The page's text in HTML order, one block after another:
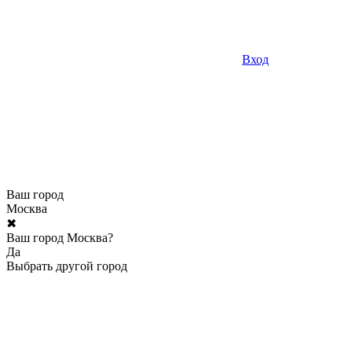
Вход
Ваш город
Москва
✖
Ваш город Москва?
Да
Выбрать другой город